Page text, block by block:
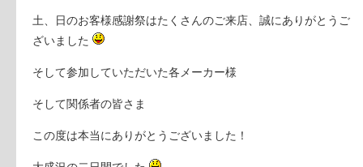
土、日のお客様感謝祭はたくさんのご来店、誠にありがとうご
ざいました
そして参加していただいた各メーカー様
そして関係者の皆さま
この度は本当にありがとうございました！